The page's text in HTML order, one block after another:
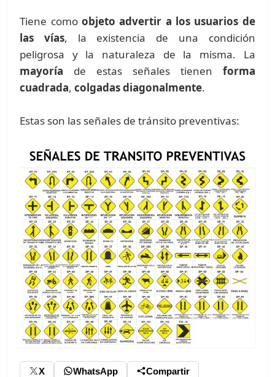
Tiene como objeto advertir a los usuarios de
las vías, la existencia de una condición
peligrosa y la naturaleza de la misma. La
mayoría de estas señales tienen forma
cuadrada,colgadas diagonalmente.
Estas son las señales de tránsito preventivas:
X WhatsApp
Compartir